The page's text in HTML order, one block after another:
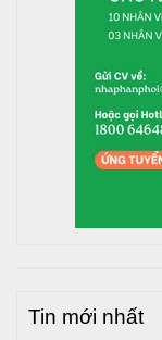
Tin mới nhất